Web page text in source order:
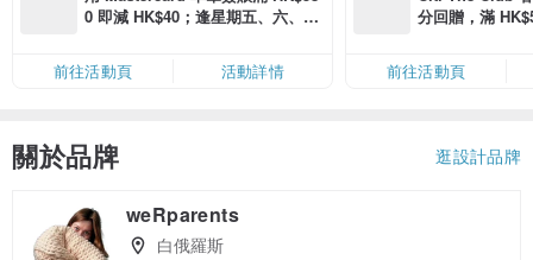
0 即減 HK$40；逢星期五、六、日
限，額滿即止，僅限「常用信用
卡」結帳）
前往活動頁 活動詳情
分回贈，滿
前往活動頁
關於品牌 逛設計品牌
weRparents
白俄羅斯